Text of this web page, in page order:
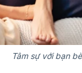
Tâm sự với bạn